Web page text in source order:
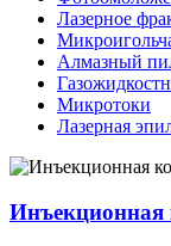
Лазерное
Алмазный
Микротоки
Лазерная
Инъекционная